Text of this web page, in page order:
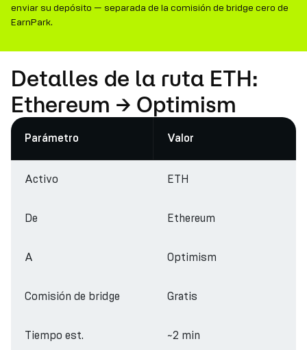
enviar su depósito — separada de la comisión de bridge cero de
EarnPark.
Detalles de la ruta ETH:
Ethereum → Optimism
Parámetro Valor
Activo ETH
De Ethereum
A Optimism
Comisión de bridge Gratis
Tiempo est. ~2 min